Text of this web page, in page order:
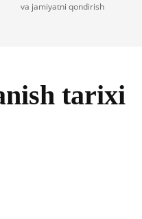
va jamiyatni qondirish
tarixi